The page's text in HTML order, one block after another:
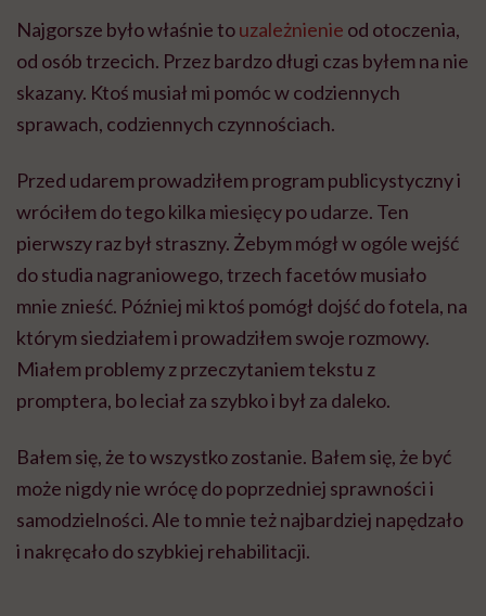
mnie znieść. Później mi ktoś pomógł dojść do fotela, na
którym siedziałem i prowadziłem swoje rozmowy.
Miałem problemy z przeczytaniem tekstu z
promptera, bo leciał za szybko i był za daleko.
Bałem się, że to wszystko zostanie. Bałem się, że być
może nigdy nie wrócę do poprzedniej sprawności i
samodzielności. Ale to mnie też najbardziej napędzało
i nakręcało do szybkiej rehabilitacji.